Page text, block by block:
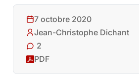
7 octobre 2020
Jean-Christophe Dichant
2
PDF